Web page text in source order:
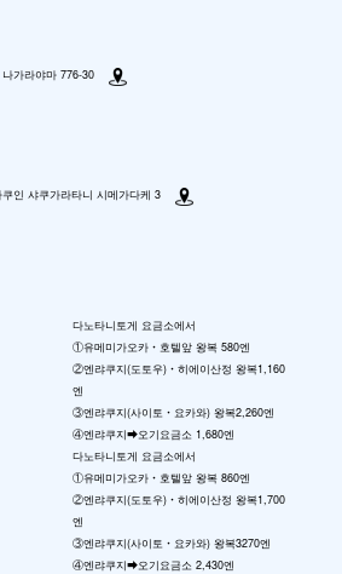
가라야마 776-30
인 샤쿠가라타니 시메가다케 3
다노타니토게 요금소에서
①유메미가오카・호텔앞 왕복 580엔
②엔랴쿠지(도토우)・히에이산정 왕복1,160
엔
③엔랴쿠지(사이토・요카와) 왕복2,260엔
④엔랴쿠지➡오기요금소 1,680엔
다노타니토게 요금소에서
①유메미가오카・호텔앞 왕복 860엔
②엔랴쿠지(도토우)・히에이산정 왕복1,700
엔
③엔랴쿠지(사이토・요카와) 왕복3270엔
④엔랴쿠지➡오기요금소 2,430엔